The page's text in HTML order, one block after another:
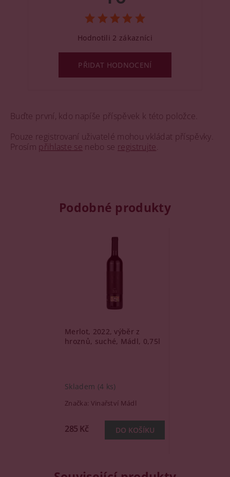
Buďte první, kdo napíše příspěvek k této položce.
Pouze registrovaní uživatelé mohou vkládat příspěvky.
Prosím přihlaste se nebo se registrujte
Hodnotili 2 zákazníci
PŘIDAT HODNOCENÍ
Podobné produkty
Merlot, 2022, výběr z
hroznů, suché, Mádl, 0,75l
Skladem (4 ks)
Značka: Vinařství Mádl
285 Kč